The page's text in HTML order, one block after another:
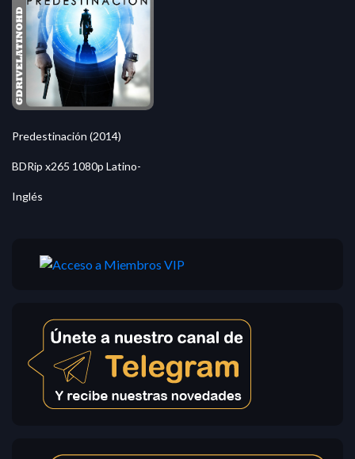
Predestinación (2014)
BDRip x265 1080p Latino-
Inglés